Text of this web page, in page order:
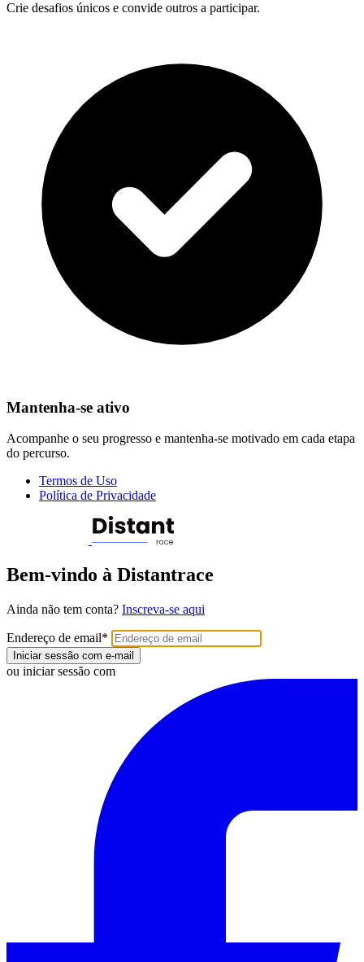
Crie desafios únicos e convide outros a participar.
Mantenha-se ativo
Acompanhe o seu progresso e mantenha-se motivado em cada etapa
do percurso.
Termos de Uso
Política de Privacidade
Bem-vindo à Distantrace
Ainda não tem conta? Inscreva-se aqui
Endereço de email*
Iniciar sessão com e-mail
ou iniciar sessão com